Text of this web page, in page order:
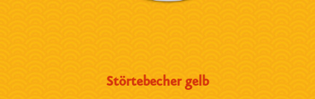
Störtebecher gelb